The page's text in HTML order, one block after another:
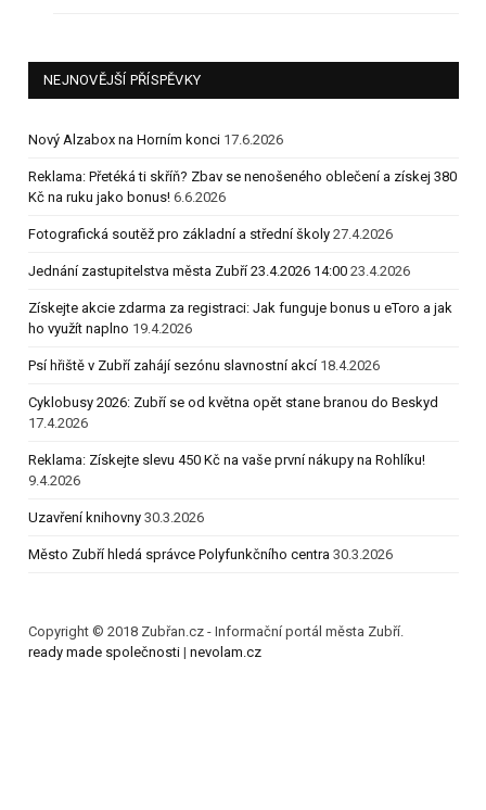
NEJNOVĚJŠÍ PŘÍSPĚVKY
Nový Alzabox na Horním konci 17.6.2026
Reklama: Přetéká ti skříň? Zbav se nenošeného oblečení a získej 380
Kč na ruku jako bonus! 6.6.2026
Fotografická soutěž pro základní a střední školy 27.4.2026
Jednání zastupitelstva města Zubří 23.4.2026 14:00 23.4.2026
Získejte akcie zdarma za registraci: Jak funguje bonus u eToro a jak
ho využít naplno 19.4.2026
Psí hřiště v Zubří zahájí sezónu slavnostní akcí 18.4.2026
Cyklobusy 2026: Zubří se od května opět stane branou do Beskyd
17.4.2026
Reklama: Získejte slevu 450 Kč na vaše první nákupy na Rohlíku!
9.4.2026
Uzavření knihovny 30.3.2026
Město Zubří hledá správce Polyfunkčního centra 30.3.2026
Copyright © 2018 Zubřan.cz - Informační portál města Zubří.
ready made společnosti | nevolam.cz